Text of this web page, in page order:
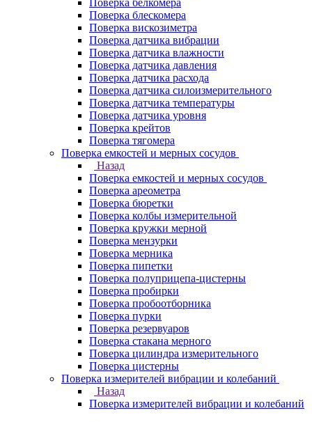
Поверка белкомера
Поверка блескомера
Поверка вискозиметра
Поверка датчика вибрации
Поверка датчика влажности
Поверка датчика давления
Поверка датчика расхода
Поверка датчика силоизмерительного
Поверка датчика температуры
Поверка датчика уровня
Поверка крейтов
Поверка тягомера
Поверка емкостей и мерных сосудов
Назад
Поверка емкостей и мерных сосудов
Поверка ареометра
Поверка бюретки
Поверка колбы измерительной
Поверка кружки мерной
Поверка мензурки
Поверка мерника
Поверка пипетки
Поверка полуприцепа-цистерны
Поверка пробирки
Поверка пробоотборника
Поверка пурки
Поверка резервуаров
Поверка стакана мерного
Поверка цилиндра измерительного
Поверка цистерны
Поверка измерителей вибрации и колебаний
Назад
Поверка измерителей вибрации и колебаний